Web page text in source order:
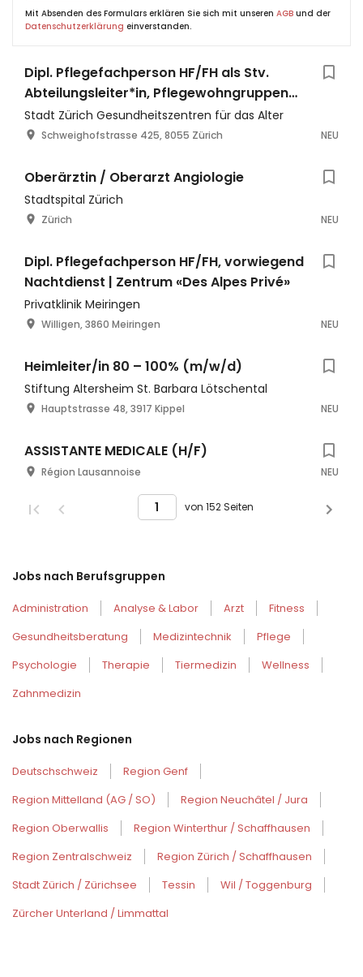
Mit Absenden des Formulars erklären Sie sich mit unseren AGB und der
Datenschutzerklärung einverstanden.
Dipl. Pflegefachperson HF/FH als Stv.
Abteilungsleiter*in, Pflegewohngruppen
Triemlipark 1 und 2
Stadt Zürich Gesundheitszentren für das Alter
Schweighofstrasse 425, 8055 Zürich NEU
Oberärztin / Oberarzt Angiologie
Stadtspital Zürich
Zürich NEU
Dipl. Pflegefachperson HF/FH, vorwiegend
Nachtdienst | Zentrum «Des Alpes Privé»
Privatklinik Meiringen
Willigen, 3860 Meiringen NEU
Heimleiter/in 80 – 100% (m/w/d)
Stiftung Altersheim St. Barbara Lötschental
Hauptstrasse 48, 3917 Kippel NEU
ASSISTANTE MEDICALE (H/F)
Région Lausannoise NEU
von 152 Seiten
Jobs nach Berufsgruppen
Administration Analyse & Labor Arzt
Fitness
Gesundheitsberatung
Medizintechnik
Pflege
Psychologie
Therapie Tiermedizin
Wellness
Zahnmedizin
Jobs nach Regionen
Deutschschweiz
Region Genf
Region Mittelland (AG / SO)
Region Neuchâtel / Jura
Region Oberwallis
Region Winterthur / Schaffhausen
Region Zentralschweiz
Region Zürich / Schaffhausen
Stadt Zürich / Zürichsee
Tessin
Wil / Toggenburg
Zürcher Unterland / Limmattal